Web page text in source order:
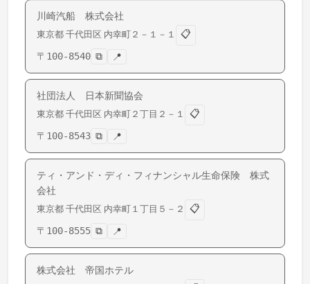
川崎汽船 株式会社
東京都 千代田区 内幸町 ２－１－１
📋
〒 100-8540 ⧉ 📍
社団法人 日本新聞協会
東京都 千代田区 内幸町 ２丁目２－１
📋
〒 100-8543 ⧉ 📍
ティ・アンド・ディ・フィナンシャル生命保険 株式
会社
東京都 千代田区 内幸町 １丁目５－２
📋
〒 100-8555 ⧉ 📍
株式会社 帝国ホテル